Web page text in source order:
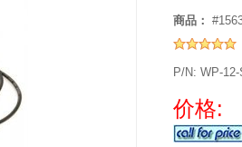
商品：
P/N: WP-
价格: